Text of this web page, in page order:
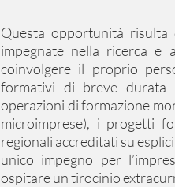
Questa opportunità
impegnate nella ricerca e
coinvolgere il proprio
formativi di breve durata
operazioni di formazione
microimprese), i progetti
regionali accreditati su
unico impegno per
ospitare un tirocinio